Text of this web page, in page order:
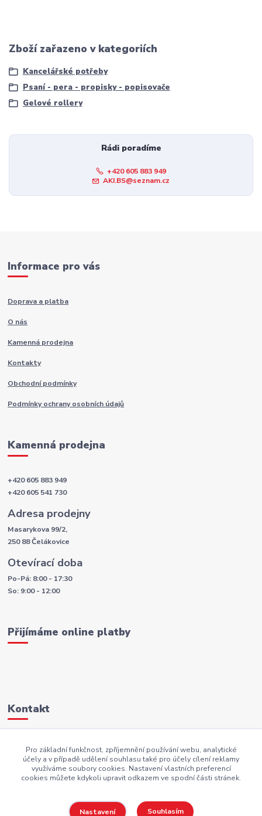
Zboží zařazeno v kategoriích
Kancelářské potřeby
Psaní - pera - propisky - popisovače
Gelové rollery
Rádi poradíme
+420 605 883 949
AKI.BS@seznam.cz
Informace pro vás
Doprava a platba
O nás
Kamenná prodejna
Kontakty
Obchodní podmínky
Podmínky ochrany osobních údajů
Kamenná prodejna
+420 605 883 949
+420 605 541 730
Adresa prodejny
Masarykova 99/2,
250 88 Čelákovice
Otevírací doba
Po-Pá: 8:00 - 17:30
So: 9:00 - 12:00
Přijímáme online platby
Kontakt
AKI.BS@seznam.cz
Pro základní funkčnost, zpříjemnění používání webu, analytické
účely a v případě udělení souhlasu také pro účely cílení reklamy
využíváme soubory cookies. Nastavení vlastních preferencí
cookies můžete kdykoli upravit odkazem ve spodní části stránek.
Nastavení Souhlasím